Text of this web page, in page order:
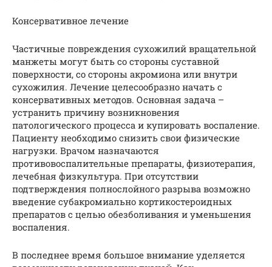
Консервативное лечение
Частичные повреждения сухожилий вращательной
манжеты могут быть со стороны суставной
поверхности, со стороны акромиона или внутри
сухожилия. Лечение целесообразно начать с
консервативных методов. Основная задача –
устранить причину возникновения
патологического процесса и купировать воспаление.
Пациенту необходимо снизить свои физические
нагрузки. Врачом назначаются
противовоспалительные препараты, физиотерапия,
лечебная физкультура. При отсутствии
подтверждения полнослойного разрыва возможно
введение субакромиально кортикостероидных
препаратов с целью обезболивания и уменьшения
воспаления.
В последнее время большое внимание уделяется